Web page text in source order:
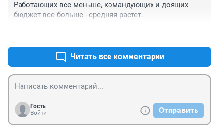
Работающих все меньше, командующих и доящих
бюджет все больше - средняя растет.
Читать все комментарии
Гость
Войти
Отправить